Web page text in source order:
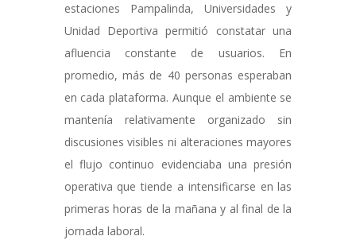
estaciones Pampalinda, Universidades y
Unidad Deportiva permitió constatar una
afluencia constante de usuarios. En
promedio, más de 40 personas esperaban
en cada plataforma. Aunque el ambiente se
mantenía relativamente organizado sin
discusiones visibles ni alteraciones mayores
el flujo continuo evidenciaba una presión
operativa que tiende a intensificarse en las
primeras horas de la mañana y al final de la
jornada laboral.